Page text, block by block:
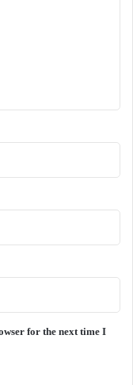
for the next time I